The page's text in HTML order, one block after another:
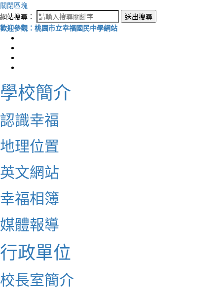
關閉區塊
網站搜尋：
送出搜尋
歡迎參觀：桃園市立幸福國民中學網站
學校簡介
認識幸福
地理位置
英文網站
幸福相簿
媒體報導
行政單位
校長室簡介